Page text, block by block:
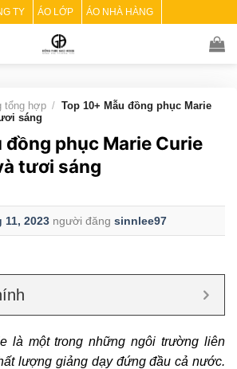
TY ÁO LỚP ÁO NHÀ HÀNG
tổng hợp / Top 10+ Mẫu đồng phục Marie
sáng
đồng phục Marie Curie
tươi sáng
11, 2023 người đăng sinnlee97
là một trong những ngôi trường liên
lượng giảng dạy đứng đầu cả nước.